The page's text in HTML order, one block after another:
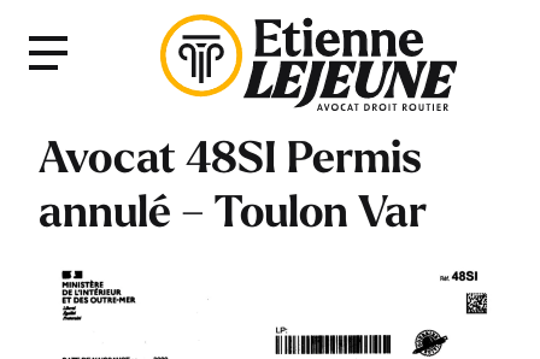
Menu
Avocat 48SI Permis
annulé – Toulon Var
Fermer